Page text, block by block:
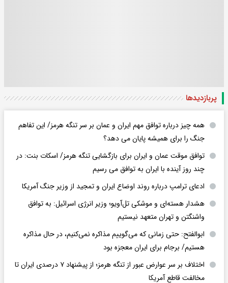
پربازدید‌ها
همه چیز درباره توافق مهم ایران و عمان بر سر تنگه هرمز/ این تفاهم
جنگ را برای همیشه پایان می دهد؟
توافق موقت عمان و ایران برای بازگشایی تنگه هرمز/ اسکات بنت: در
چند روز آینده با ایران به توافق می رسیم
ادعای ترامپ درباره روند اوضاع ایران و تمجید از وزیر جنگ آمریکا
هشدار هسته‌ای و موشکی تل‌آویو؛ وزیر انرژی اسرائیل: به توافق
واشنگتن و تهران متعهد نیستیم
ابوالفتح: حتی زمانی که می‌گوییم مذاکره نمی‌کنیم، در حال مذاکره
هستیم/ برجام برای ایران معجزه بود
اختلاف بر سر عوارض عبور از تنگه هرمز؛ از پیشنهاد ۷ درصدی ایران تا
مخالفت قاطع آمریکا